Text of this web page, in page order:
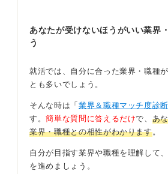
変化が好きな人は注意！ 黙々と作
ら向いている
に取り組むのが苦にならない人、黙
集中して仕事を進めたい人に向いて
な環境の職場も多いので、過度なコ
苦手な人でも働きやすいかもしれま
常に新しいことや変化を求めている
れる可能性があることを押さえてお
あなたが受けないほうがいい業界
う
就活では、自分に合った業界・職種
とも多いでしょう。
そんな時は「 業界＆職種マッチ度診断
す。簡単な質問に答えるだけで、 あ
業界・職種との相性がわかります。
自分が目指す業界や職種を理解して
を進めましょう。